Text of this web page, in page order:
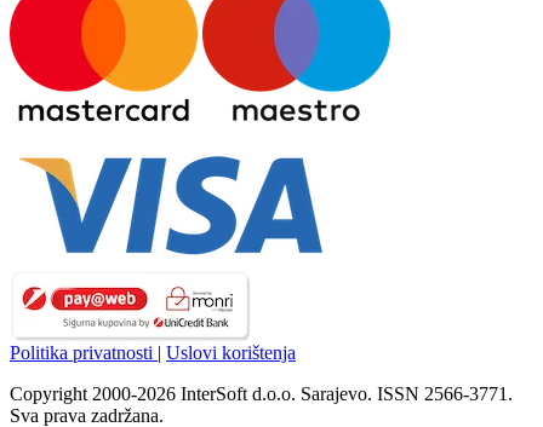
Politika privatnosti | Uslovi korištenja
Copyright 2000-2026 InterSoft d.o.o. Sarajevo. ISSN 2566-3771.
Sva prava zadržana.